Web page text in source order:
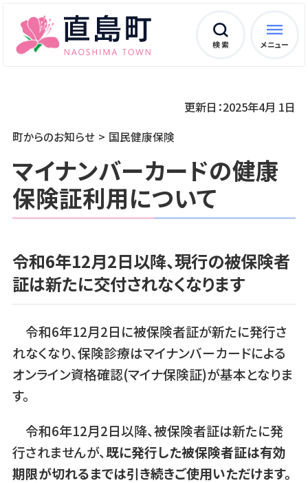
検 索 メニュー
町からのお知らせ 国民健康保険
更新日：2025年4月 1日
マイナンバーカードの健康
保険証利用について
令和6年12月2日以降、現行の被保険者
証は新たに交付されなくなります
令和6年12月2日に被保険者証が新たに発行さ
れなくなり、保険診療はマイナンバーカードによる
オンライン資格確認(マイナ保険証)が基本となりま
す。
令和6年12月2日以降、被保険者証は新たに発
行されませんが、既に発行した被保険者証は有効
期限が切れるまでは引き続きご使用いただけます。